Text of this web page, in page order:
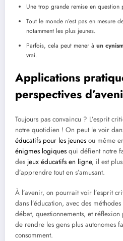
Une trop grande remise en question
Tout le monde n’est pas en mesure
notamment les plus jeunes.
Parfois, cela peut mener à un
vrai.
Applications
perspectives
Toujours pas convaincu ? L’esprit
notre quotidien ! On peut le voir
éducatifs pour les jeunes ou même
énigmes logiques qui défient notre
des jeux éducatifs en ligne, il est
d’apprendre tout en s’amusant.
À l’avenir, on pourrait voir l’esprit
dans l’éducation, avec des
débat, questionnements, et réflexion
de rendre les gens plus autonomes
consomment.